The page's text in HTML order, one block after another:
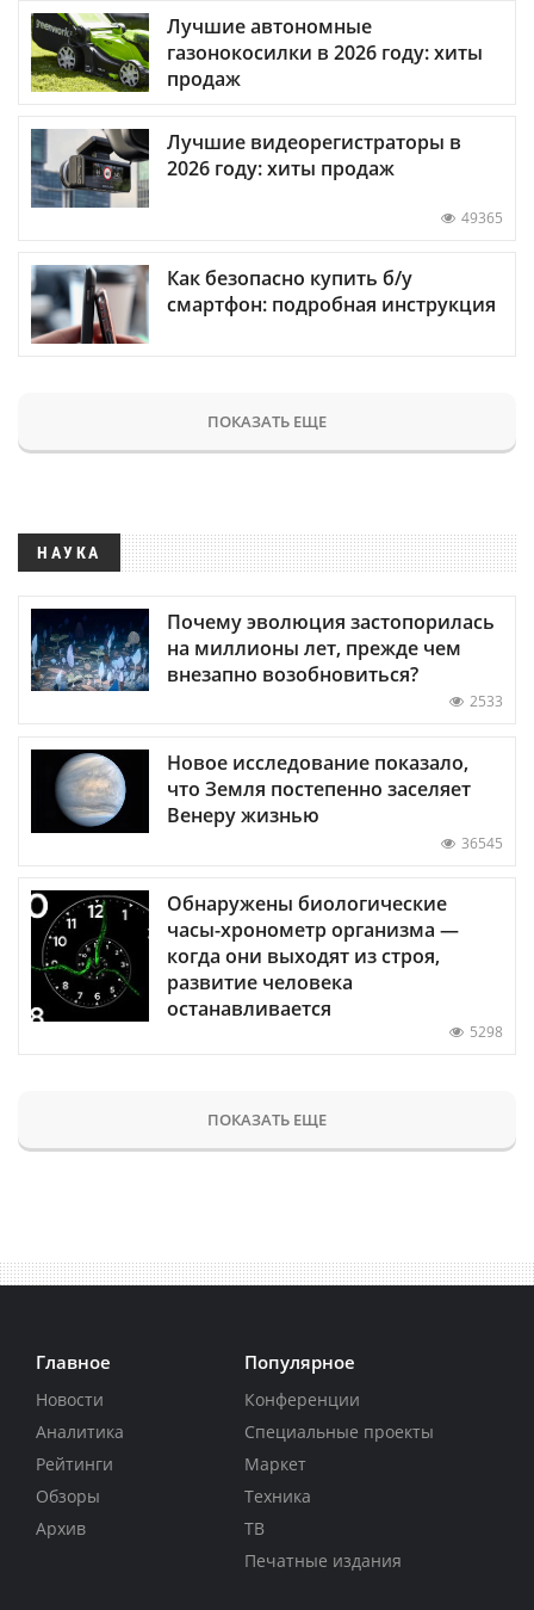
Лучшие автономные
газонокосилки в 2026 году: хиты
продаж
Лучшие видеорегистраторы в
2026 году: хиты продаж
49365
Как безопасно купить б/у
смартфон: подробная инструкция
ПОКАЗАТЬ ЕЩЕ
НАУКА
Почему эволюция застопорилась
на миллионы лет, прежде чем
внезапно возобновиться?
2533
Новое исследование показало,
что Земля постепенно заселяет
Венеру жизнью
36545
Обнаружены биологические
часы-хронометр организма —
когда они выходят из строя,
развитие человека
останавливается
5298
ПОКАЗАТЬ ЕЩЕ
Главное
Новости
Аналитика
Рейтинги
Обзоры
Архив
Популярное
Конференции
Специальные проекты
Маркет
Техника
ТВ
Печатные издания